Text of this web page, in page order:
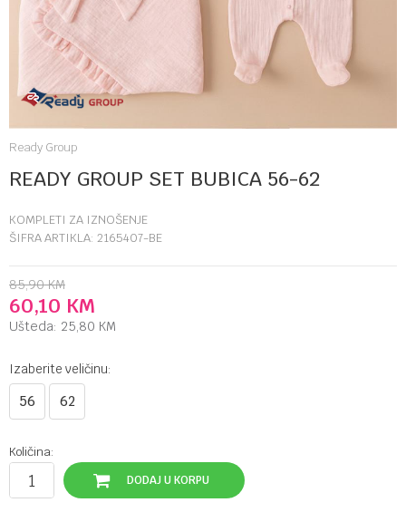
Ready Group
READY GROUP SET BUBICA 56-62
KOMPLETI ZA IZNOŠENJE
ŠIFRA ARTIKLA: 2165407-BE
85,90 KM
60,10 KM
Ušteda: 25,80 KM
Izaberite veličinu:
56 62
Količina:
DODAJ U KORPU